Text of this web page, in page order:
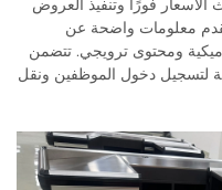
تقدم معلومات واضحة عن
ومحتوى ترويجي. تتضمن
لتسجيل دخول الموظفين ونقل